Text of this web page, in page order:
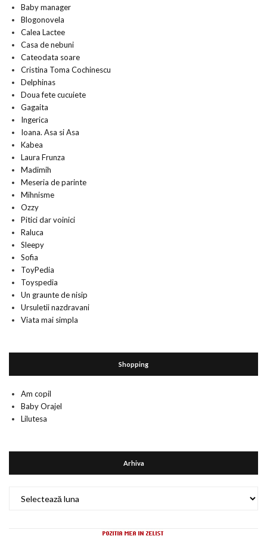
Baby manager
Blogonovela
Calea Lactee
Casa de nebuni
Cateodata soare
Cristina Toma Cochinescu
Delphinas
Doua fete cucuiete
Gagaita
Ingerica
Ioana. Asa si Asa
Kabea
Laura Frunza
Madimih
Meseria de parinte
Mihnisme
Ozzy
Pitici dar voinici
Raluca
Sleepy
Sofia
ToyPedia
Toyspedia
Un graunte de nisip
Ursuletii nazdravani
Viata mai simpla
Shopping
Am copil
Baby Orajel
Lilutesa
Arhiva